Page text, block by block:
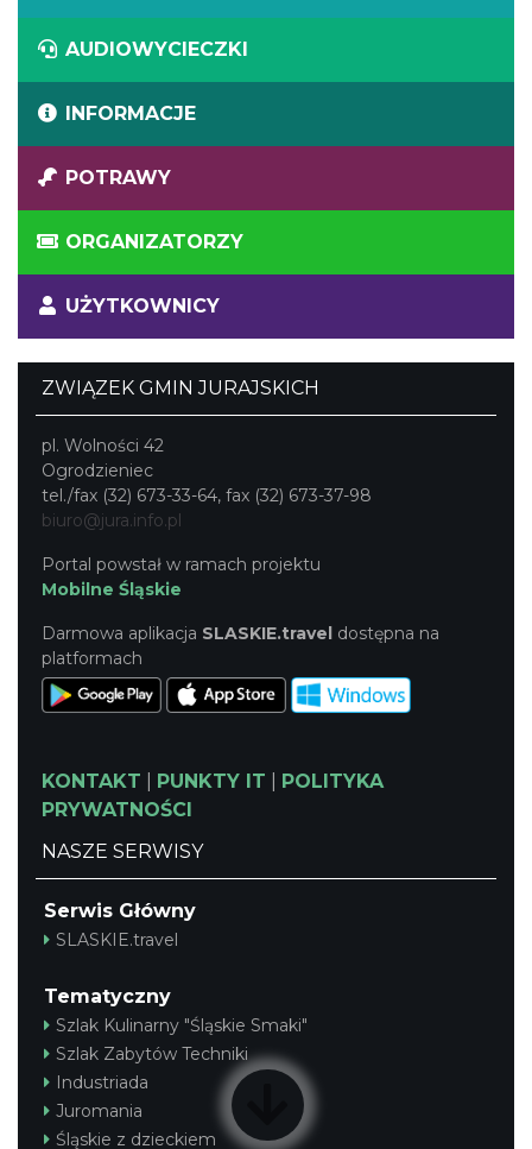
AUDIOWYCIECZKI
INFORMACJE
POTRAWY
ORGANIZATORZY
UŻYTKOWNICY
ZWIĄZEK GMIN JURAJSKICH
pl. Wolności 42
Ogrodzieniec
tel./fax (32) 673-33-64, fax (32) 673-37-98
biuro@jura.info.pl
Portal powstał w ramach projektu
Mobilne Śląskie
Darmowa aplikacja SLASKIE.travel dostępna na
platformach
KONTAKT PUNKTY IT
POLITYKA
PRYWATNOŚCI
NASZE SERWISY
Serwis Główny
SLASKIE.travel
Tematyczny
Szlak Kulinarny "Śląskie Smaki"
Szlak Zabytów Techniki
Industriada
Juromania
Śląskie z dzieckiem